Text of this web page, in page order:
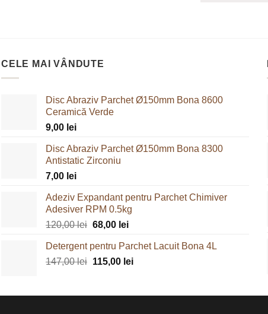
CELE MAI VÂNDUTE
Disc Abraziv Parchet Ø150mm Bona 8600
Ceramică Verde
9,00 lei
Disc Abraziv Parchet Ø150mm Bona 8300
Antistatic Zirconiu
7,00 lei
Adeziv Expandant pentru Parchet Chimiver
Adesiver RPM 0.5kg
120,00lei Prețul
a
fost:
68,00 leiPrețul
este:
68,00 lei.
Detergent pentru Parchet Lacuit Bona 4L
147,00lei Prețul
fost:
115,00 leiPrețul
115,00 lei.